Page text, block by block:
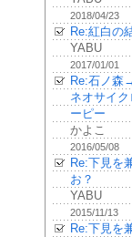
2018/04/23
Re:紅白の
YABU
2017/01/01
Re:石ノ
ネオサイ
ーピー
かよこ
2016/05/08
Re:下見を
お？
YABU
2015/11/13
Re:下見を